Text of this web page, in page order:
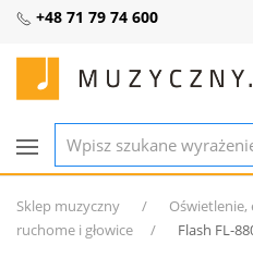
+48 71 79 74 600
Sklep muzyczny
ruchome i głowice
Flash FL-